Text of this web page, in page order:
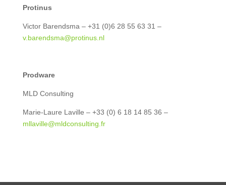
Protinus
Victor Barendsma – +31 (0)6 28 55 63 31 –
v.barendsma@protinus.nl
Prodware
MLD Consulting
Marie-Laure Laville – +33 (0) 6 18 14 85 36 –
mllaville@mldconsulting.fr